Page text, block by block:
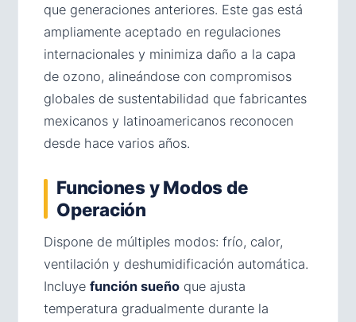
que generaciones anteriores. Este gas está
ampliamente aceptado en regulaciones
internacionales y minimiza daño a la capa
de ozono, alineándose con compromisos
globales de sustentabilidad que fabricantes
mexicanos y latinoamericanos reconocen
desde hace varios años.
Funciones y Modos de
Operación
Dispone de múltiples modos: frío, calor,
ventilación y deshumidificación automática.
Incluye función sueño que ajusta
temperatura gradualmente durante la